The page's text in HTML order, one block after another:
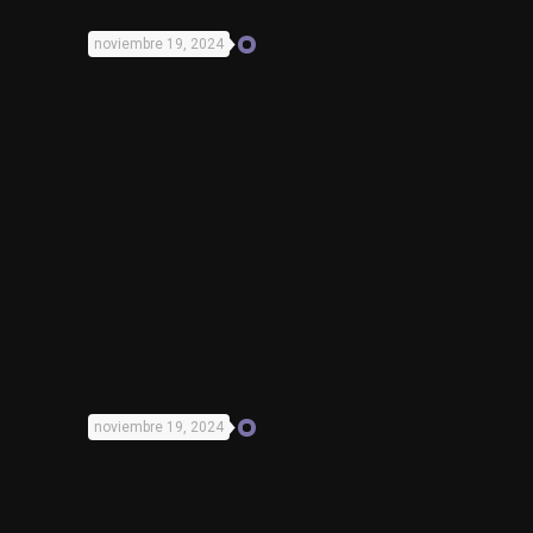
noviembre 19, 2024
noviembre 19, 2024